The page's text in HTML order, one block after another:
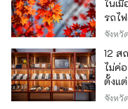
ในเ
รถไ
จังหวั
12 ส
ไม่ค่
ตั้งแ
เอก
จังหวั